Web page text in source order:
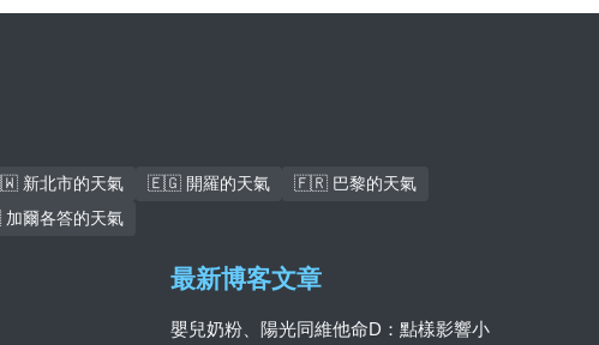
新北市的天氣 🇪🇬 開羅的天氣
🇫🇷 巴黎的天氣
爾各答的天氣
最新博客文章
嬰兒奶粉、陽光同維他命D：點樣影響小